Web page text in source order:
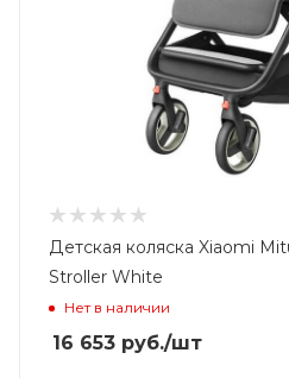
Детская коляска Xiaomi
Stroller White
Нет в наличии
16 653 руб./шт